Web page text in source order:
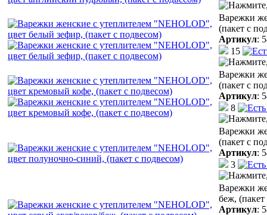
Варежки
(пакет с
Артикул:
15
Варежки
(пакет с
Артикул:
8
Варежки
(пакет с
Артикул:
3
Варежки
беж,
Артикул: